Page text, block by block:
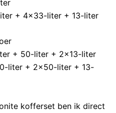
+ 4×33-liter + 13-liter
+ 50-liter + 2×13-liter
liter + 2×50-liter + 13-
kofferset ben ik direct